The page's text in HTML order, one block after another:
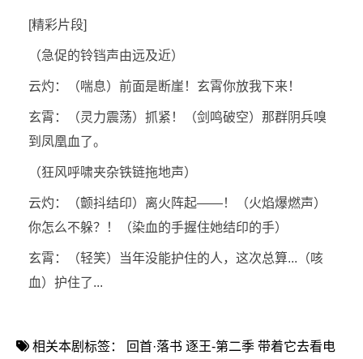
[精彩片段]
（急促的铃铛声由远及近）
云灼：（喘息）前面是断崖！玄霄你放我下来！
玄霄：（灵力震荡）抓紧！（剑鸣破空）那群阴兵嗅
到凤凰血了。
（狂风呼啸夹杂铁链拖地声）
云灼：（颤抖结印）离火阵起——！（火焰爆燃声）
你怎么不躲？！（染血的手握住她结印的手）
玄霄：（轻笑）当年没能护住的人，这次总算...（咳
血）护住了...
相关本剧标签： 回首·落书 逐王-第二季 带着它去看电